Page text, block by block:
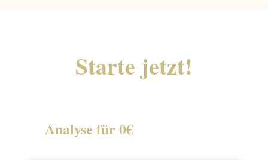
Starte jetzt!
Analyse für 0€